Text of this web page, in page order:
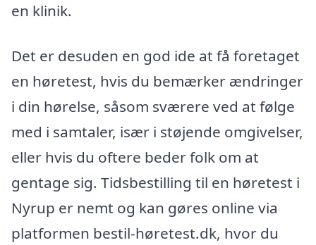
en klinik.
Det er desuden en god ide at få foretaget
en høretest, hvis du bemærker ændringer
i din hørelse, såsom sværere ved at følge
med i samtaler, især i støjende omgivelser,
eller hvis du oftere beder folk om at
gentage sig. Tidsbestilling til en høretest i
Nyrup er nemt og kan gøres online via
platformen bestil-høretest.dk, hvor du